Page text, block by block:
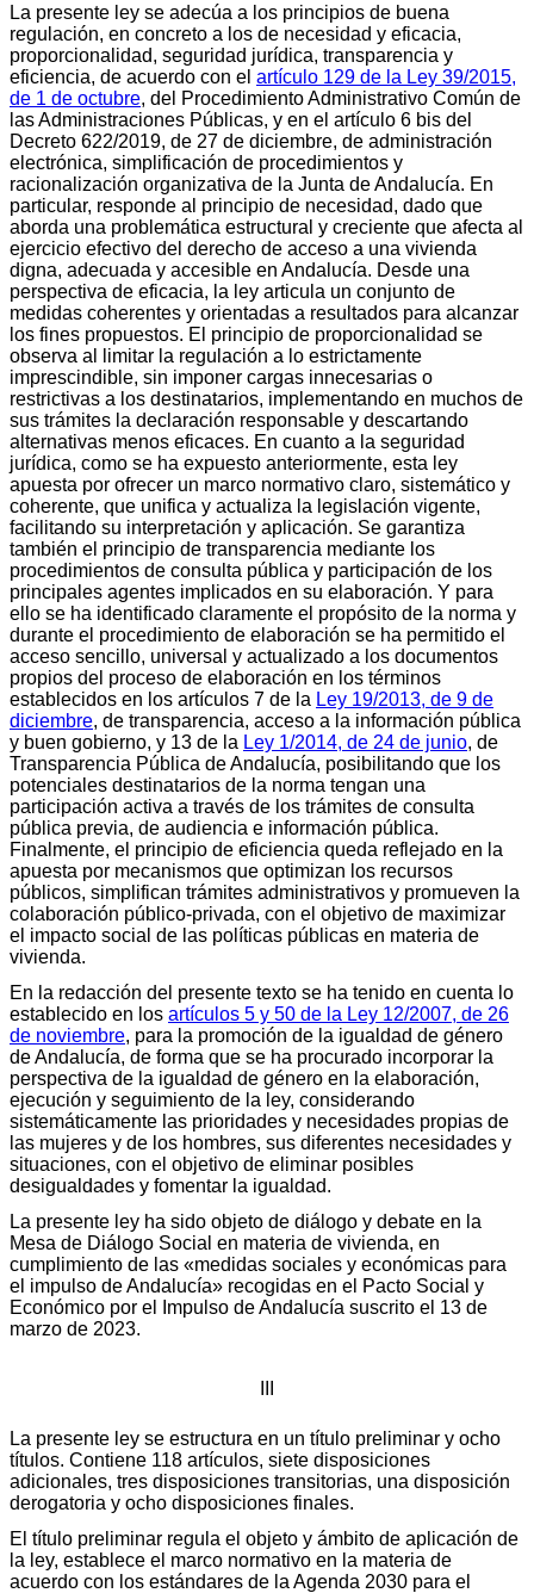
La presente ley se adecúa a los principios de buena
regulación, en concreto a los de necesidad y eficacia,
proporcionalidad, seguridad jurídica, transparencia y
eficiencia, de acuerdo con el artículo 129 de la Ley 39/2015,
de 1 de octubre, del Procedimiento Administrativo Común de
las Administraciones Públicas, y en el artículo 6 bis del
Decreto 622/2019, de 27 de diciembre, de administración
electrónica, simplificación de procedimientos y
racionalización organizativa de la Junta de Andalucía. En
particular, responde al principio de necesidad, dado que
aborda una problemática estructural y creciente que afecta al
ejercicio efectivo del derecho de acceso a una vivienda
digna, adecuada y accesible en Andalucía. Desde una
perspectiva de eficacia, la ley articula un conjunto de
medidas coherentes y orientadas a resultados para alcanzar
los fines propuestos. El principio de proporcionalidad se
observa al limitar la regulación a lo estrictamente
imprescindible, sin imponer cargas innecesarias o
restrictivas a los destinatarios, implementando en muchos de
sus trámites la declaración responsable y descartando
alternativas menos eficaces. En cuanto a la seguridad
jurídica, como se ha expuesto anteriormente, esta ley
apuesta por ofrecer un marco normativo claro, sistemático y
coherente, que unifica y actualiza la legislación vigente,
facilitando su interpretación y aplicación. Se garantiza
también el principio de transparencia mediante los
procedimientos de consulta pública y participación de los
principales agentes implicados en su elaboración. Y para
ello se ha identificado claramente el propósito de la norma y
durante el procedimiento de elaboración se ha permitido el
acceso sencillo, universal y actualizado a los documentos
propios del proceso de elaboración en los términos
establecidos en los artículos 7 de la Ley 19/2013, de 9 de
diciembre, de transparencia, acceso a la información pública
y buen gobierno, y 13 de la Ley 1/2014, de 24 de junio, de
Transparencia Pública de Andalucía, posibilitando que los
potenciales destinatarios de la norma tengan una
participación activa a través de los trámites de consulta
pública previa, de audiencia e información pública.
Finalmente, el principio de eficiencia queda reflejado en la
apuesta por mecanismos que optimizan los recursos
públicos, simplifican trámites administrativos y promueven la
colaboración público-privada, con el objetivo de maximizar
el impacto social de las políticas públicas en materia de
vivienda.
En la redacción del presente texto se ha tenido en cuenta lo
establecido en los artículos 5 y 50 de la Ley 12/2007, de 26
de noviembre, para la promoción de la igualdad de género
de Andalucía, de forma que se ha procurado incorporar la
perspectiva de la igualdad de género en la elaboración,
ejecución y seguimiento de la ley, considerando
sistemáticamente las prioridades y necesidades propias de
las mujeres y de los hombres, sus diferentes necesidades y
situaciones, con el objetivo de eliminar posibles
desigualdades y fomentar la igualdad.
La presente ley ha sido objeto de diálogo y debate en la
Mesa de Diálogo Social en materia de vivienda, en
cumplimiento de las «medidas sociales y económicas para
el impulso de Andalucía» recogidas en el Pacto Social y
Económico por el Impulso de Andalucía suscrito el 13 de
marzo de 2023.
La presente ley se estructura en un título preliminar y ocho
títulos. Contiene 118 artículos, siete disposiciones
adicionales, tres disposiciones transitorias, una disposición
derogatoria y ocho disposiciones finales.
El título preliminar regula el objeto y ámbito de aplicación de
la ley, establece el marco normativo en la materia de
acuerdo con los estándares de la Agenda 2030 para el